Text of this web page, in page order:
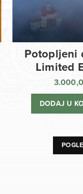
Potopljeni
Limited
DODAJ U